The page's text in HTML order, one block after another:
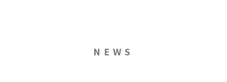
NEWS